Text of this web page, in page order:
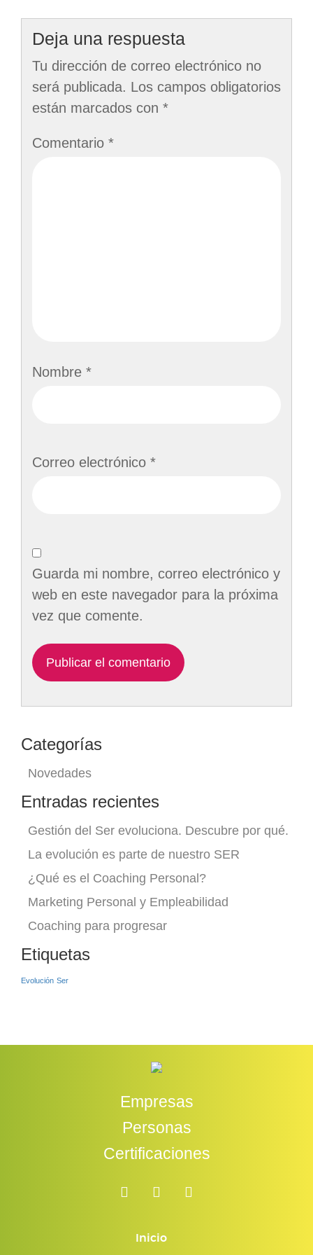
entradas
Deja una respuesta
Tu dirección de correo electrónico no
será publicada. Los campos obligatorios
están marcados con *
Comentario *
Nombre *
Correo electrónico *
Guarda mi nombre, correo electrónico y
web en este navegador para la próxima
vez que comente.
Categorías
Novedades
Entradas recientes
Gestión del Ser evoluciona. Descubre por qué.
La evolución es parte de nuestro SER
¿Qué es el Coaching Personal?
Marketing Personal y Empleabilidad
Coaching para progresar
Etiquetas
Evolución Ser
Empresas
Personas
Certificaciones
Inicio